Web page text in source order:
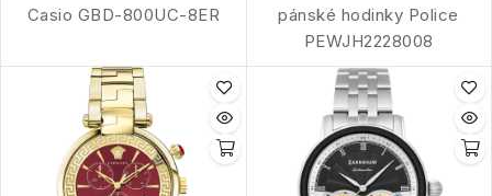
Casio GBD-800UC-8ER
pánské hodinky Police
PEWJH2228008